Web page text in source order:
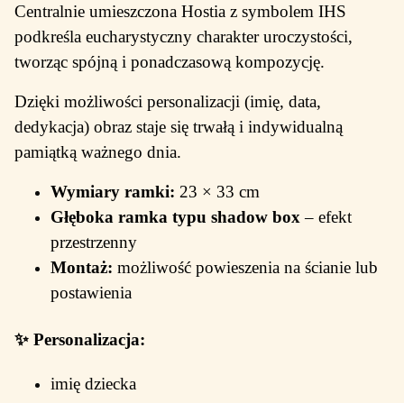
Centralnie umieszczona Hostia z symbolem IHS
podkreśla eucharystyczny charakter uroczystości,
tworząc spójną i ponadczasową kompozycję.
Dzięki możliwości personalizacji (imię, data,
dedykacja) obraz staje się trwałą i indywidualną
pamiątką ważnego dnia.
Wymiary ramki: 23 × 33 cm
Głęboka ramka typu shadow box – efekt
przestrzenny
Montaż: możliwość powieszenia na ścianie lub
postawienia
✨ Personalizacja:
imię dziecka